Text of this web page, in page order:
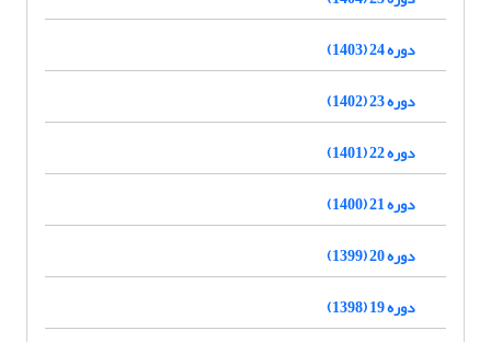
دوره 24 (1403)
دوره 23 (1402)
دوره 22 (1401)
دوره 21 (1400)
دوره 20 (1399)
دوره 19 (1398)